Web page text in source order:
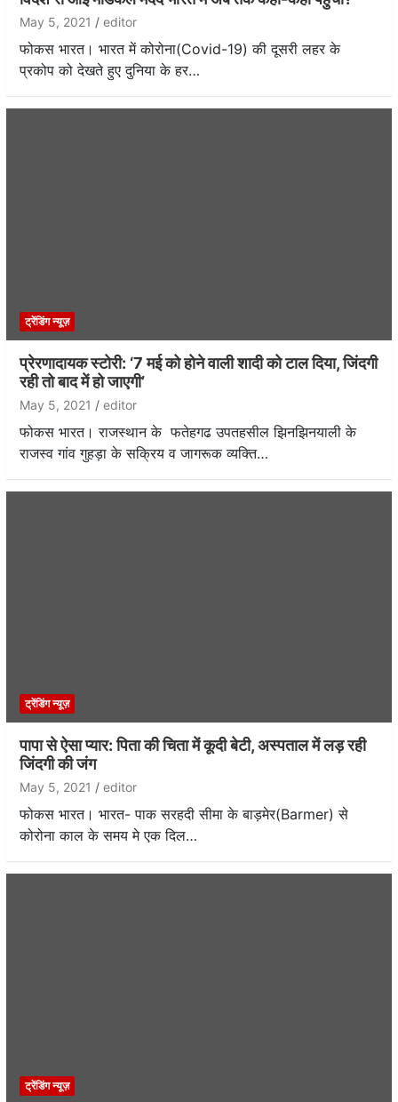
May 5, 2021 editor
फोकस भारत। भारत में कोरोना(Covid-19) की दूसरी लहर के
प्रकोप को देखते हुए दुनिया के हर…
ट्रेंडिंग न्यूज़
प्रेरणादायक स्टोरी: ‘7 मई को होने वाली शादी को टाल दिया, जिंदगी
रही तो बाद में हो जाएगी’
May 5, 2021 editor
फोकस भारत। राजस्थान के फतेहगढ उपतहसील झिनझिनयाली के
राजस्व गांव गुहड़ा के सक्रिय व जागरूक व्यक्ति…
ट्रेंडिंग न्यूज़
पापा से ऐसा प्यार: पिता की चिता में कूदी बेटी, अस्पताल में लड़ रही
जिंदगी की जंग
May 5, 2021 editor
फोकस भारत। भारत- पाक सरहदी सीमा के बाड़मेर(Barmer) से
कोरोना काल के समय मे एक दिल…
ट्रेंडिंग न्यूज़